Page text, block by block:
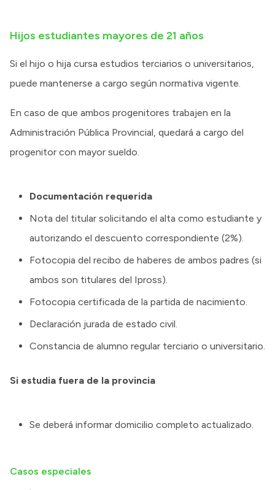
Hijos estudiantes mayores de 21 años
Si el hijo o hija cursa estudios terciarios o universitarios,
puede mantenerse a cargo según normativa vigente.
En caso de que ambos progenitores trabajen en la
Administración Pública Provincial, quedará a cargo del
progenitor con mayor sueldo.
Documentación requerida
Nota del titular solicitando el alta como estudiante y
autorizando el descuento correspondiente (2%).
Fotocopia del recibo de haberes de ambos padres (si
ambos son titulares del Ipross).
Fotocopia certificada de la partida de nacimiento.
Declaración jurada de estado civil.
Constancia de alumno regular terciario o universitario.
Si estudia fuera de la provincia
Se deberá informar domicilio completo actualizado.
Casos especiales